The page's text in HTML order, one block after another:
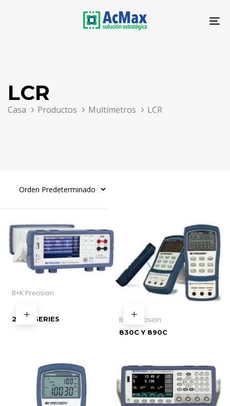
LCR
Casa Productos Multímetros LCR
B+K Precision
2840 SERIES B+K Precision
830C Y 890C